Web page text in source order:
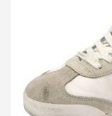
オニツカタ